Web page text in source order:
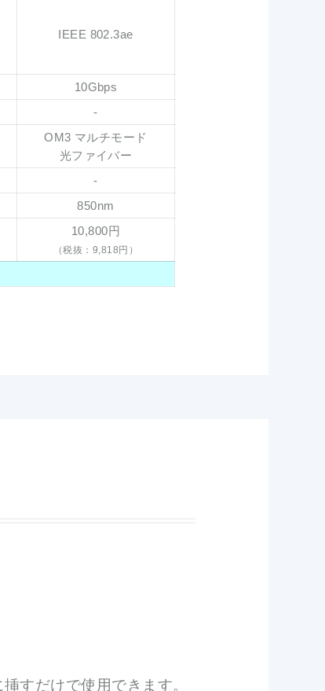
IEEE 802.3ae
10Gbps
-
OM3 マルチモード
光ファイバー
-
850nm
10,800円
（税抜：9,818円）
すだけで使用できます。